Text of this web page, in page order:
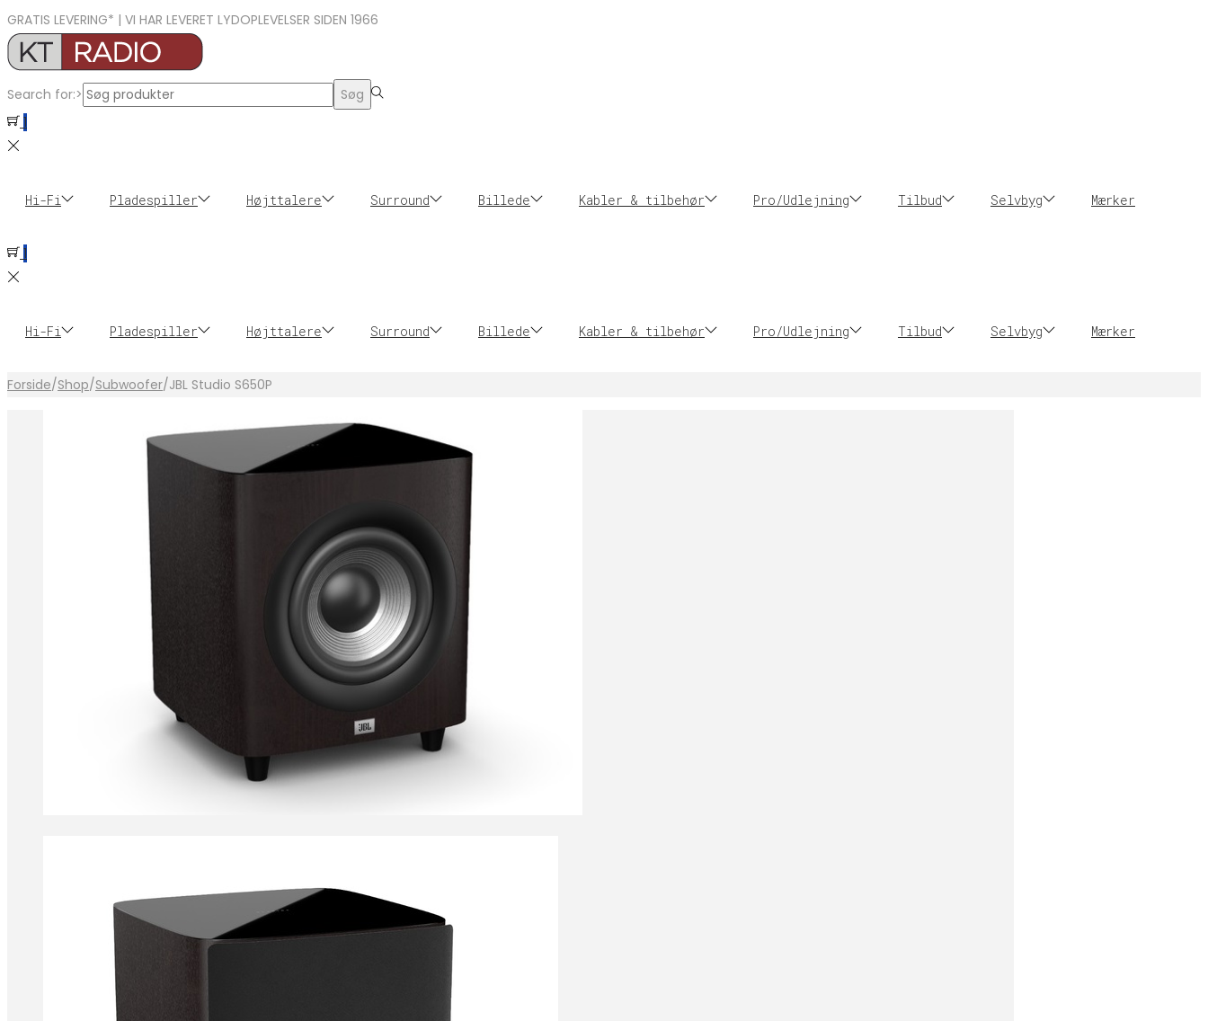
GRATIS LEVERING* | VI HAR LEVERET LYDOPLEVELSER SIDEN 1966
Search for:>
Søg
1
Hi-Fi Pladespiller Højttalere Surround Billede Kabler & tilbehør Pro/Udlejning Tilbud Selvbyg Mærker
1
Hi-Fi Pladespiller Højttalere Surround Billede Kabler & tilbehør Pro/Udlejning Tilbud Selvbyg Mærker
Forside/Shop/Subwoofer/JBL Studio S650P